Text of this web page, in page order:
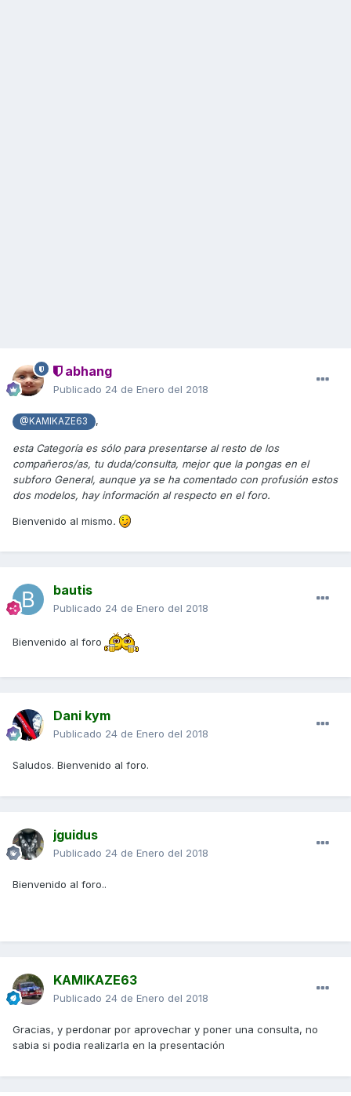
abhang
Publicado 24 de Enero del 2018
@KAMIKAZE63 ,
esta Categoría es sólo para presentarse al resto de los
compañeros/as, tu duda/consulta, mejor que la pongas en el
subforo General, aunque ya se ha comentado con profusión estos
dos modelos, hay información al respecto en el foro.
Bienvenido al mismo.
bautis
Publicado 24 de Enero del 2018
Bienvenido al foro
Dani kym
Publicado 24 de Enero del 2018
Saludos. Bienvenido al foro.
jguidus
Publicado 24 de Enero del 2018
Bienvenido al foro..
KAMIKAZE63
Publicado 24 de Enero del 2018
Gracias, y perdonar por aprovechar y poner una consulta, no
sabia si podia realizarla en la presentación